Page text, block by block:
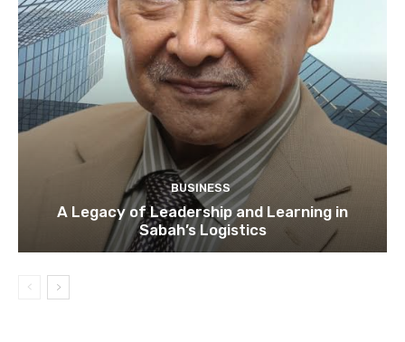
BUSINESS
A Legacy of Leadership and Learning in
Sabah’s Logistics